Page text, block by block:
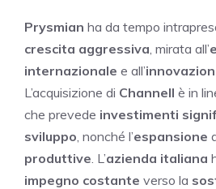
Prysmian ha da tempo
crescita aggressiva , mirata all’
internazionale e all’
L’acquisizione di Channell è in
che prevede investimenti
sviluppo , nonché l’espansione
produttive . L’azienda italiana
impegno costante verso la